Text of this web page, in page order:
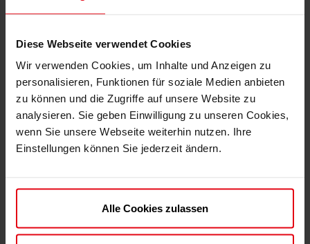
Diese Webseite verwendet Cookies
Wir verwenden Cookies, um Inhalte und Anzeigen zu
personalisieren, Funktionen für soziale Medien anbieten
zu können und die Zugriffe auf unsere Website zu
analysieren. Sie geben Einwilligung zu unseren Cookies,
wenn Sie unsere Webseite weiterhin nutzen. Ihre
Einstellungen können Sie jederzeit ändern.
Alle Cookies zulassen
Stimmrechtbei der Mitgliederversammlung
(ab Volljährigkeit, 1 Jahr Mitgliedschaft und keinem
Beitragsrückstand)
Rabatt bei Saison-Dauerkarten(weitere Infos unter
www.f95.de)
Vorkaufsrecht
auf Tickets: DFB-Pokal, Auswärtsspiele, etc.
immer solange der Vorrat reicht
zzgl. einmalige Aufnahmegebühr: 10,00 Euro